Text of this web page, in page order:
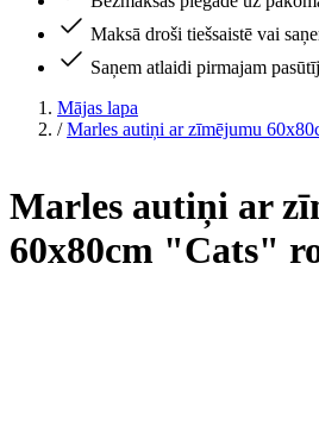
Maksā droši tiešsaistē vai
Saņem atlaidi pirmajam
Mājas lapa
/ Marles autiņi ar zīmējumu
Marles autiņi ar
60x80cm "Cats"